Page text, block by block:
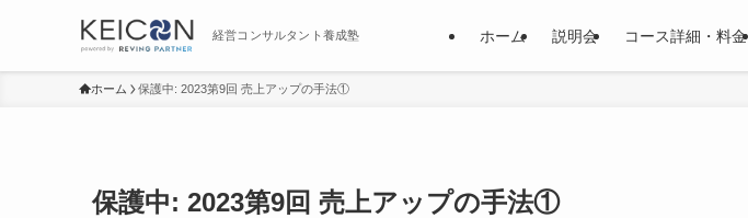
経営コンサルタント養成塾 ホーム 説明会 コース詳細・料金
ホーム 保護中: 2023第9回 売上アップの手法①
保護中: 2023第9回 売上アップの手法①